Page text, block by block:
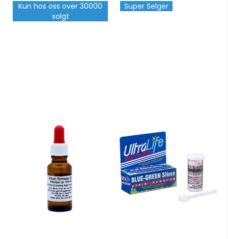
Kun hos oss over 30000
solgt
Super Selger